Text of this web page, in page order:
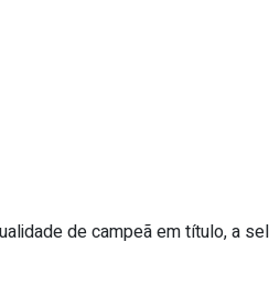
derrotar o
de campeã em título, a